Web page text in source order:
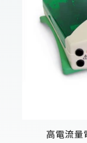
高電流量